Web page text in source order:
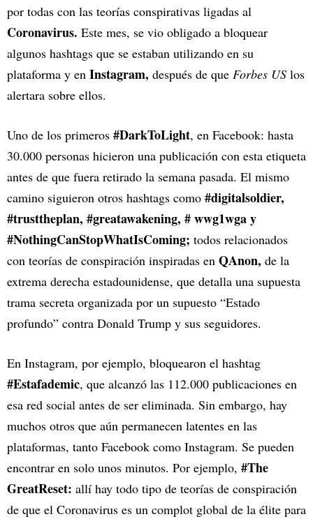
por todas con las teorías conspirativas ligadas al
Coronavirus. Este mes, se vio obligado a bloquear
algunos hashtags que se estaban utilizando en su
plataforma y en Instagram, después de que Forbes US los
alertara sobre ellos.
Uno de los primeros #DarkToLight, en Facebook: hasta
30.000 personas hicieron una publicación con esta etiqueta
antes de que fuera retirado la semana pasada. El mismo
camino siguieron otros hashtags como #digitalsoldier,
#trusttheplan, #greatawakening, # wwg1wga y
#NothingCanStopWhatIsComing; todos relacionados
con teorías de conspiración inspiradas en QAnon, de la
extrema derecha estadounidense, que detalla una supuesta
trama secreta organizada por un supuesto “Estado
profundo” contra Donald Trump y sus seguidores.
En Instagram, por ejemplo, bloquearon el hashtag
#Estafademic, que alcanzó las 112.000 publicaciones en
esa red social antes de ser eliminada. Sin embargo, hay
muchos otros que aún permanecen latentes en las
plataformas, tanto Facebook como Instagram. Se pueden
encontrar en solo unos minutos. Por ejemplo, #The
GreatReset: allí hay todo tipo de teorías de conspiración
de que el Coronavirus es un complot global de la élite para